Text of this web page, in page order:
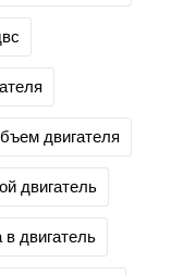
двигателя
двигатель
в двигатель